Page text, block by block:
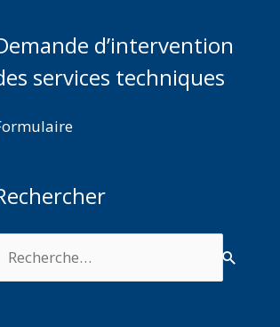
d’intervention
services techniques